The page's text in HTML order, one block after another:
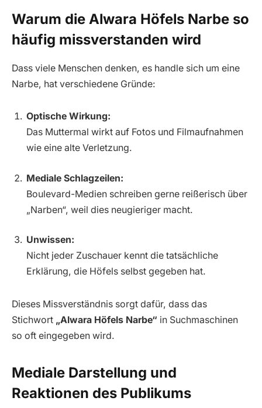
Warum die Alwara Höfels Narbe so
häufig missverstanden wird
Dass viele Menschen denken, es handle sich um eine
Narbe, hat verschiedene Gründe:
Optische Wirkung:
Das Muttermal wirkt auf Fotos und Filmaufnahmen
wie eine alte Verletzung.
Mediale Schlagzeilen:
Boulevard-Medien schreiben gerne reißerisch über
„Narben“, weil dies neugieriger macht.
Unwissen:
Nicht jeder Zuschauer kennt die tatsächliche
Erklärung, die Höfels selbst gegeben hat.
Dieses Missverständnis sorgt dafür, dass das
Stichwort „Alwara Höfels Narbe“ in Suchmaschinen
so oft eingegeben wird.
Mediale Darstellung und
Reaktionen des Publikums